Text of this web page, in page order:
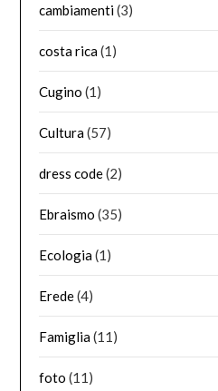
cambiamenti(3)
costa rica(1)
Cugino (1)
Cultura(57)
dress code(2)
Ebraismo (35)
Ecologia(1)
Erede(4)
Famiglia(11)
foto (11)